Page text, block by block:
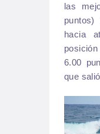
las
puntos)
hacia
6.00
que